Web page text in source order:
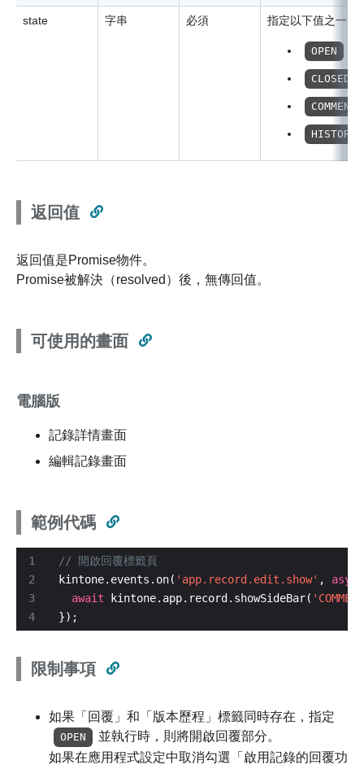
state 字串 必須 指定以下值之一：
OPEN
CLOSED
COMMENTS
HISTORY
返回值
返回值是Promise物件。
Promise被解決（resolved）後，無傳回值。
可使用的畫面
電腦版
記錄詳情畫面
編輯記錄畫面
範例代碼
3
4
kintone.events.on( 'app.record.edit.show' , async
await kintone.app.record.showSideBar(
});
限制事項
如果「回覆」和「版本歷程」標籤同時存在，指定
OPEN
並執行時，則將開啟回覆部分。
如果在應用程式設定中取消勾選「啟用記錄的回覆功